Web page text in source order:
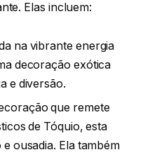
Elas incluem:
na vibrante energia
decoração exótica
e diversão.
que remete
de Tóquio, esta
ousadia. Ela também